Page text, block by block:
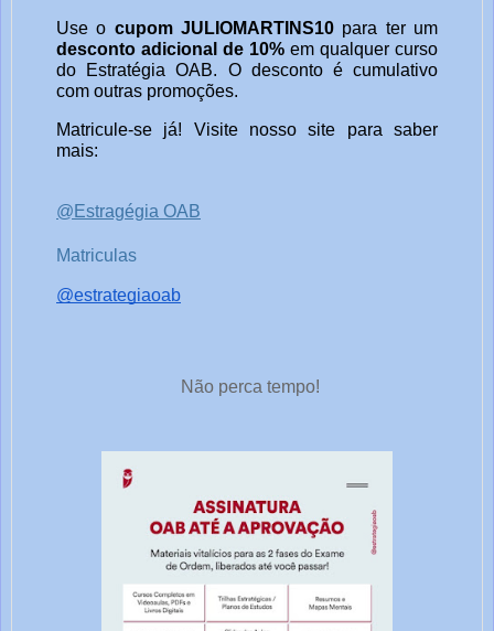
Use o cupom JULIOMARTINS10 para ter um
desconto adicional de 10% em qualquer curso
do Estratégia OAB. O desconto é cumulativo
com outras promoções.
Matricule-se já! Visite nosso site para saber
mais:
@Estragégia OAB
Matriculas
@estrategiaoab
Não perca tempo!